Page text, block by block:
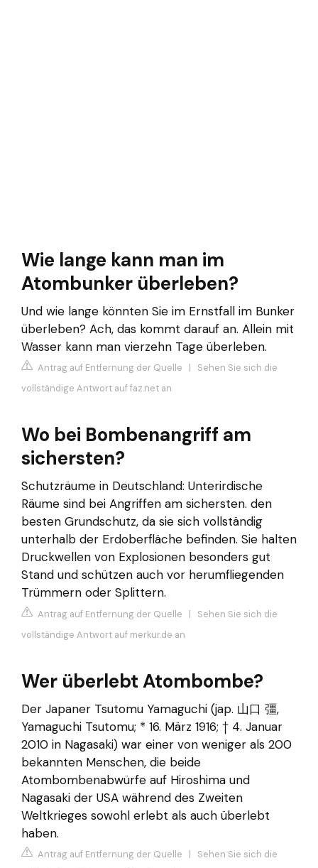
Wie lange kann man im
Atombunker überleben?
Und wie lange könnten Sie im Ernstfall im Bunker
überleben? Ach, das kommt darauf an. Allein mit
Wasser kann man vierzehn Tage überleben.
Antrag auf Entfernung der Quelle | Sehen Sie sich die
vollständige Antwort auf faz.net an
Wo bei Bombenangriff am
sichersten?
Schutzräume in Deutschland: Unterirdische
Räume sind bei Angriffen am sichersten. den
besten Grundschutz, da sie sich vollständig
unterhalb der Erdoberfläche befinden. Sie halten
Druckwellen von Explosionen besonders gut
Stand und schützen auch vor herumfliegenden
Trümmern oder Splittern.
Antrag auf Entfernung der Quelle | Sehen Sie sich die
vollständige Antwort auf merkur.de an
Wer überlebt Atombombe?
Der Japaner Tsutomu Yamaguchi (jap. 山口 彊,
Yamaguchi Tsutomu; * 16. März 1916; † 4. Januar
2010 in Nagasaki) war einer von weniger als 200
bekannten Menschen, die beide
Atombombenabwürfe auf Hiroshima und
Nagasaki der USA während des Zweiten
Weltkrieges sowohl erlebt als auch überlebt
haben.
Antrag auf Entfernung der Quelle | Sehen Sie sich die